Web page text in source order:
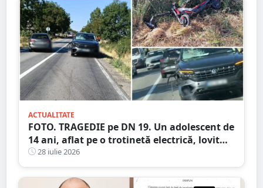
ACTUALITATE
FOTO. TRAGEDIE pe DN 19. Un adolescent de
14 ani, aflat pe o trotinetă electrică, lovit
mortal de o mașină
28 iulie 2026